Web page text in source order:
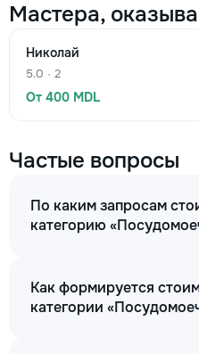
Мастера,
Николай
5.0 · 2
От 400 MDL
Частые вопросы
По каким запросам
категорию
Как формируется
категории